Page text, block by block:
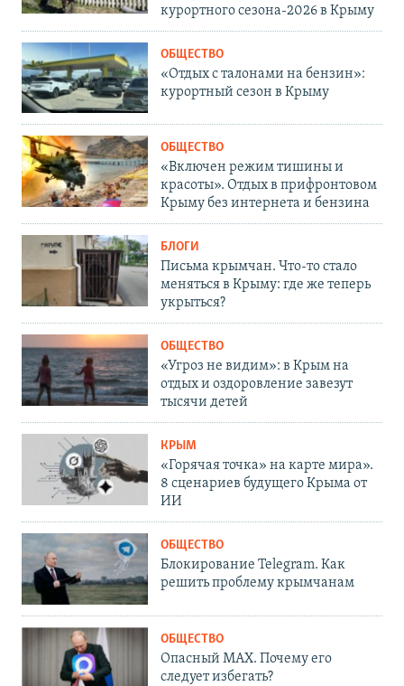
курортного сезона-2026 в Крыму
ОБЩЕСТВО
«Отдых с талонами на бензин»:
курортный сезон в Крыму
ОБЩЕСТВО
«Включен режим тишины и
красоты». Отдых в прифронтовом
Крыму без интернета и бензина
БЛОГИ
Письма крымчан. Что-то стало
меняться в Крыму: где же теперь
укрыться?
ОБЩЕСТВО
«Угроз не видим»: в Крым на
отдых и оздоровление завезут
тысячи детей
КРЫМ
«Горячая точка» на карте мира».
8 сценариев будущего Крыма от
ИИ
ОБЩЕСТВО
Блокирование Telegram. Как
решить проблему крымчанам
ОБЩЕСТВО
Опасный MAX. Почему его
следует избегать?